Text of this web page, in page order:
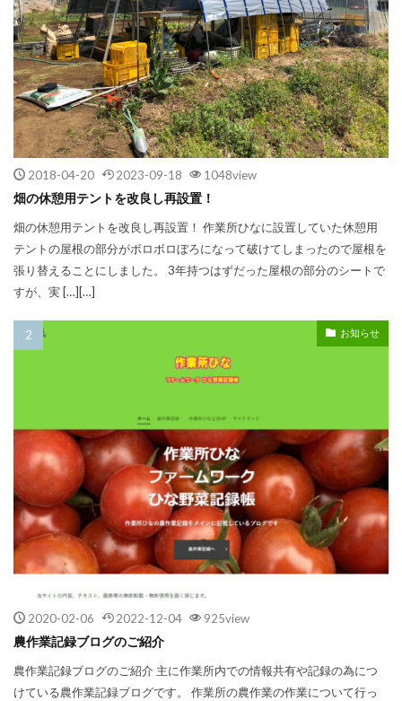
2018-04-20 2023-09-18 1048view
畑の休憩用テントを改良し再設置！
畑の休憩用テントを改良し再設置！ 作業所ひなに設置していた休憩用
テントの屋根の部分がボロボロぼろになって破けてしまったので屋根を
張り替えることにしました。 3年持つはずだった屋根の部分のシートで
すが、実 […][…]
お知らせ
2020-02-06 2022-12-04 925view
農作業記録ブログのご紹介
農作業記録ブログのご紹介 主に作業所内での情報共有や記録の為につ
けている農作業記録ブログです。 作業所の農作業の作業について行っ